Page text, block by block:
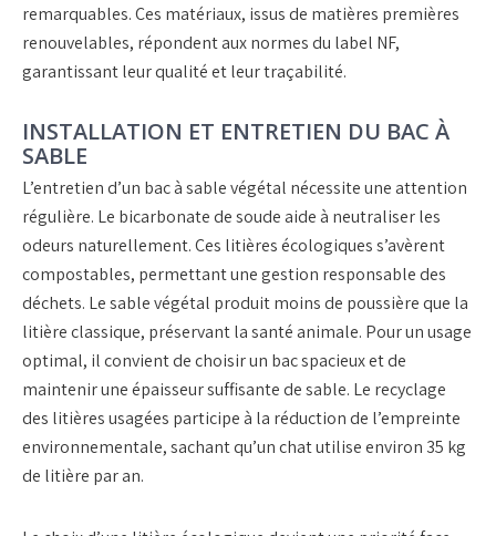
remarquables. Ces matériaux, issus de matières premières
renouvelables, répondent aux normes du label NF,
garantissant leur qualité et leur traçabilité.
INSTALLATION ET ENTRETIEN DU BAC À
SABLE
L’entretien d’un bac à sable végétal nécessite une attention
régulière. Le bicarbonate de soude aide à neutraliser les
odeurs naturellement. Ces litières écologiques s’avèrent
compostables, permettant une gestion responsable des
déchets. Le sable végétal produit moins de poussière que la
litière classique, préservant la santé animale. Pour un usage
optimal, il convient de choisir un bac spacieux et de
maintenir une épaisseur suffisante de sable. Le recyclage
des litières usagées participe à la réduction de l’empreinte
environnementale, sachant qu’un chat utilise environ 35 kg
de litière par an.